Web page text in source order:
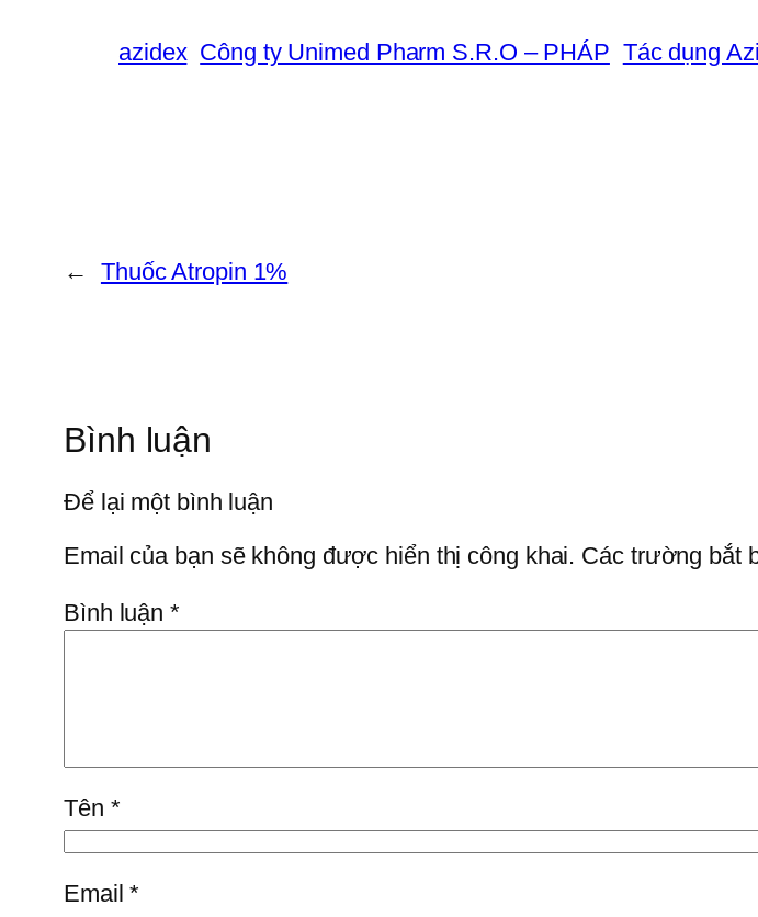
azidex Công ty Unimed Pharm S.R.O – PHÁP Tác dụng
← Thuốc Atropin 1%
Bình luận
Để lại một bình luận
Email của bạn sẽ không được hiển thị công khai. Các trường bắt
Bình luận*
Tên *
Email*